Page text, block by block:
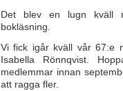
Det blev en lugn kväll
bokläsning.
Vi fick igår kväll vår 67:e
Isabella Rönnqvist.
medlemmar innan
att ragga fler.